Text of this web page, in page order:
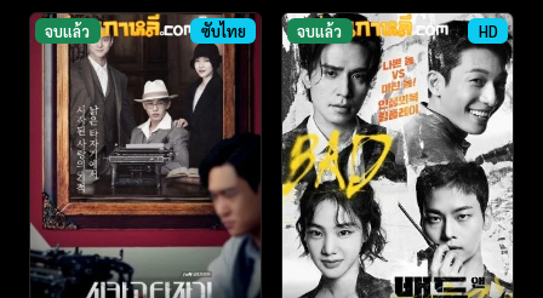
จบแล้ว ซับไทย จบแล้ว HD